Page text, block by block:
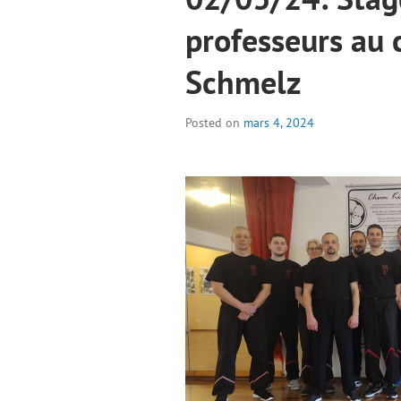
professeurs au
Schmelz
Posted on mars 4, 2024